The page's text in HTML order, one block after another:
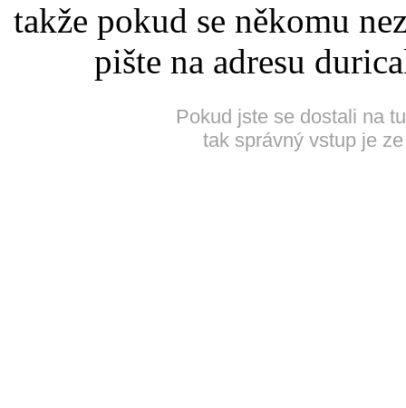
takže pokud se někomu
pište na adresu
Pokud jste se dostali na
tak správný vstup je